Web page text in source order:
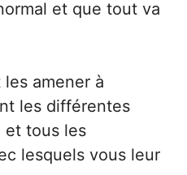
et que tout va
amener à
les différentes
et tous les
lesquels vous leur